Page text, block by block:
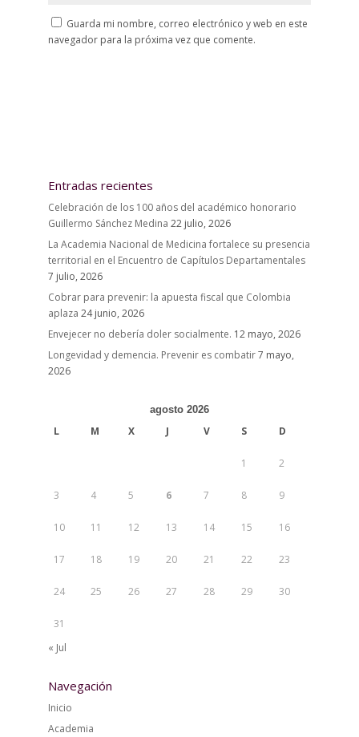
Guarda mi nombre, correo electrónico y web en este
navegador para la próxima vez que comente.
Entradas recientes
Celebración de los 100 años del académico honorario
Guillermo Sánchez Medina 22 julio, 2026
La Academia Nacional de Medicina fortalece su presencia
territorial en el Encuentro de Capítulos Departamentales
7 julio, 2026
Cobrar para prevenir: la apuesta fiscal que Colombia
aplaza 24 junio, 2026
Envejecer no debería doler socialmente. 12 mayo, 2026
Longevidad y demencia. Prevenir es combatir7 mayo,
2026
agosto 2026
L M X J V S D
1 2
3 4 5 6 7 8 9
10 11 12 13 14 15 16
17 18 19 20 21 22 23
24 25 26 27 28 29 30
31
« Jul
Navegación
Inicio
Academia